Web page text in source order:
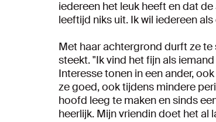
iedereen het leuk heeft en dat
leeftijd niks uit. Ik wil iedereen
Met haar achtergrond durft ze
steekt. "Ik vind het fijn als
Interesse tonen in een ander,
ze goed, ook tijdens mindere
hoofd leeg te maken en sinds
heerlijk. Mijn vriendin doet het al